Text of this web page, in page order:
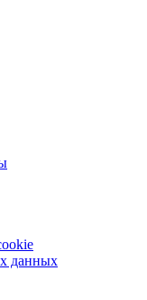
данных